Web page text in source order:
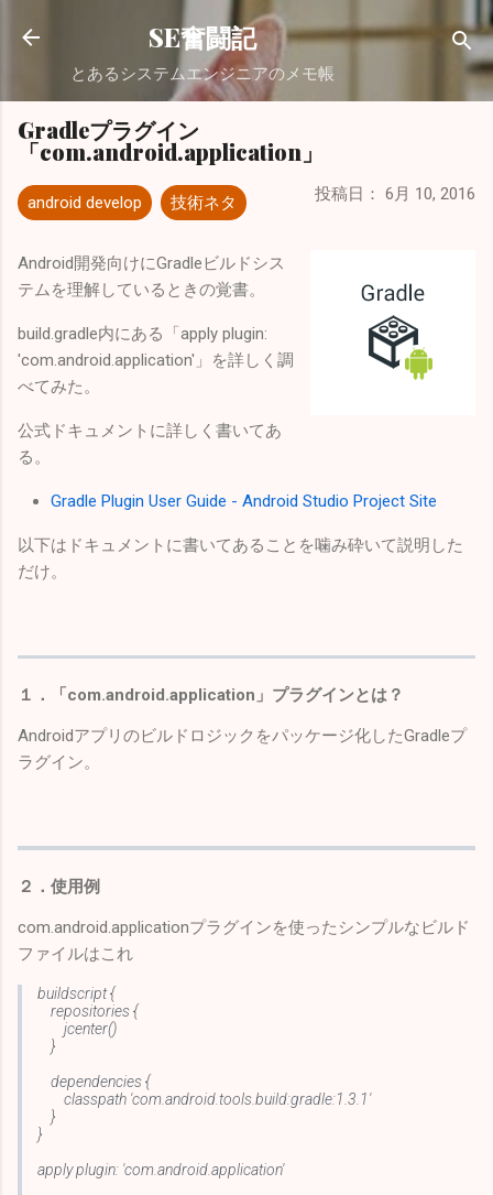
スキップしてメイン コンテンツに移動
SE奮闘記
とあるシステムエンジニアのメモ帳
Gradleプラグイン
「com.android.application」
android develop 技術ネタ 投稿日： 6月 10, 2016
Android開発向けにGradleビルドシス
テムを理解しているときの覚書。
build.gradle内にある「apply plugin:
'com.android.application'」を詳しく調
べてみた。
公式ドキュメントに詳しく書いてあ
る。
Gradle Plugin User Guide - Android Studio Project Site
以下はドキュメントに書いてあることを噛み砕いて説明した
だけ。
１．「com.android.application」プラグインとは？
Androidアプリのビルドロジックをパッケージ化したGradleプ
ラグイン。
２．使用例
com.android.applicationプラグインを使ったシンプルなビルド
ファイルはこれ
buildscript {
repositories {
jcenter()
}
dependencies {
classpath 'com.android.tools.build:gradle:1.3.1'
}
}
apply plugin: 'com.android.application'